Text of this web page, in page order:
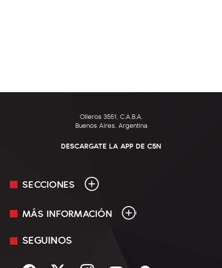
Olleros 3551, C.A.B.A.
Buenos Aires, Argentina
DESCARGATE LA APP DE C5N
SECCIONES
En Vivo
MÁS INFORMACIÓN
Mediakit
Términos y condiciones
SEGUINOS